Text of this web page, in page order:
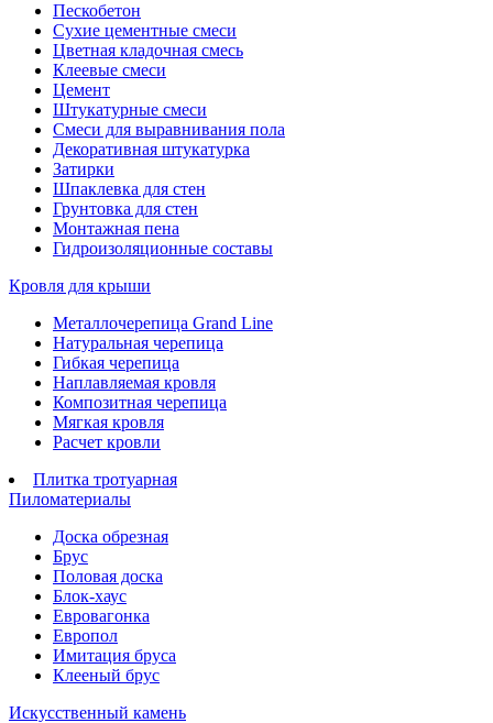
Пескобетон
Сухие цементные смеси
Цветная кладочная смесь
Клеевые смеси
Цемент
Штукатурные смеси
Смеси для выравнивания пола
Декоративная штукатурка
Затирки
Шпаклевка для стен
Грунтовка для стен
Монтажная пена
Гидроизоляционные составы
Кровля для крыши
Металлочерепица Grand Line
Натуральная черепица
Гибкая черепица
Наплавляемая кровля
Композитная черепица
Мягкая кровля
Расчет кровли
Плитка тротуарная
Пиломатериалы
Доска обрезная
Брус
Половая доска
Блок-хаус
Евровагонка
Европол
Имитация бруса
Клееный брус
Искусственный камень